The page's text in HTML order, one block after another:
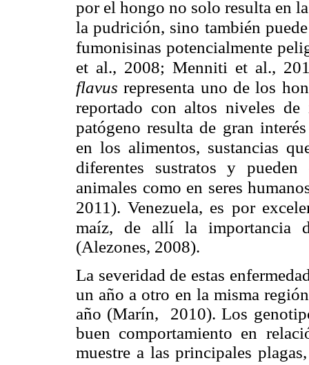
por el hongo no solo resulta en
la pudrición, sino también
fumonisinaspotencialmente
et al., 2008; Menniti et al.,
flavus representa uno de los
reportado con altos niveles
patógeno resulta de gran
en los alimentos, sustancias
diferentes sustratos y
animales como en seres
2011). Venezuela, es por
maíz, de allí la importancia
(Alezones, 2008).
La severidad de estas
un año a otro en la misma
año (Marín, 2010).Los
buen comportamiento en
muestre a las principales